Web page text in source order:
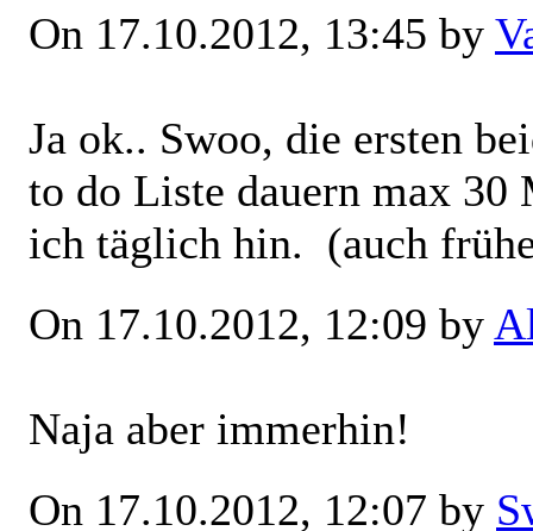
On 17.10.2012, 13:45 by
Ja ok.. Swoo, die ersten
to do Liste dauern max 30
ich täglich hin. (auch
On 17.10.2012, 12:09 by
Naja aber immerhin!
On 17.10.2012, 12:07 by